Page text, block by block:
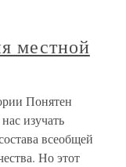
местной
Понятен
изучать
всеобщей
Но этот